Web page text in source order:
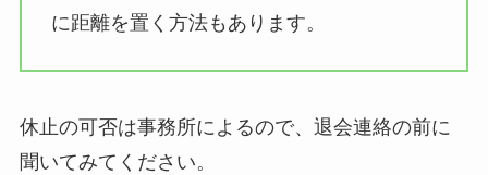
に距離を置く方法もあります。
休止の可否は事務所によるので、退会連絡の前に
聞いてみてください。